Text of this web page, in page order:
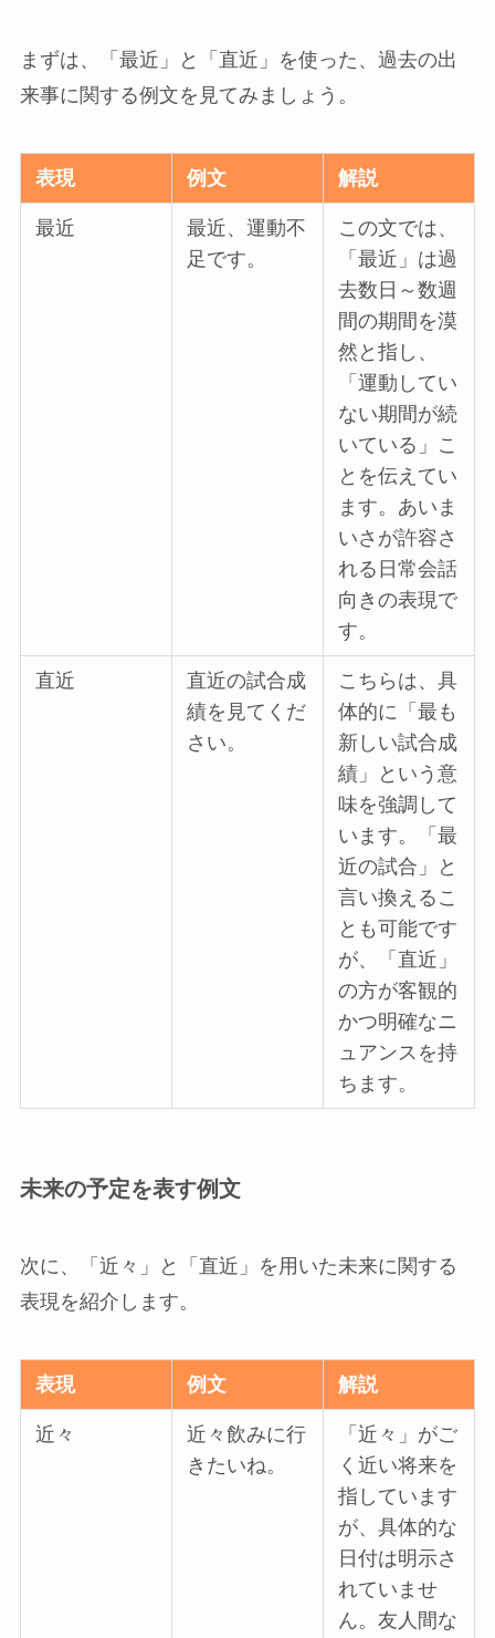
まずは、「最近」と「直近」を使った、過去の出
来事に関する例文を見てみましょう。
表現 例文 解説
最近
最近、運動不
足です。
この文では、
「最近」は過
去数日～数週
間の期間を漠
然と指し、
「運動してい
ない期間が続
いている」こ
とを伝えてい
ます。あいま
いさが許容さ
れる日常会話
向きの表現で
す。
直近
直近の試合成
績を見てくだ
さい。
こちらは、具
体的に「最も
新しい試合成
績」という意
味を強調して
います。「最
近の試合」と
言い換えるこ
とも可能です
が、「直近」
の方が客観的
かつ明確なニ
ュアンスを持
ちます。
未来の予定を表す例文
次に、「近々」と「直近」を用いた未来に関する
表現を紹介します。
表現 例文 解説
近々
近々飲みに行
きたいね。
「近々」がご
く近い将来を
指しています
が、具体的な
日付は明示さ
れていませ
ん。友人間な